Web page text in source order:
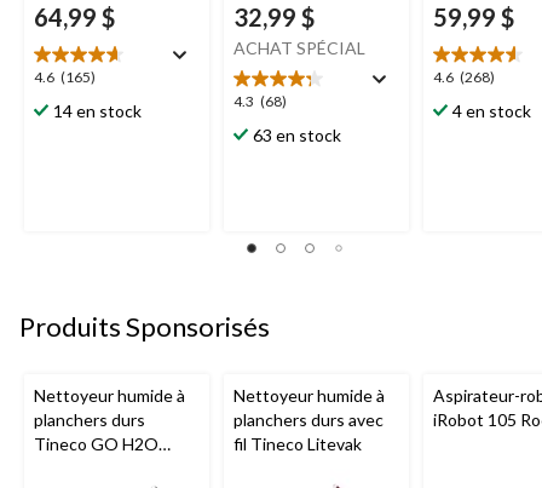
64,99 $
4.6 (165)
4.6
étoile(s)
sur
14 en stock
32,99 $
ACHAT SPÉCIAL
4.3 (68)
4.3
étoile(s)
sur
63 en stock
59,99 $
4.6 (268)
4.6
étoile(s)
sur
4 en stock
Produits Sponsorisés
Nettoyeur humide à
planchers durs
Tineco GO H2O
Nettoyeur humide à
planchers durs avec
fil Tineco Litevak
Aspirateur-
iRobot 105